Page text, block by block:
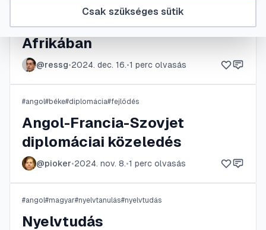
Hadműveletek Észak-
Afrikában
@ressg•2024. dec. 16.•1 perc olvasás
#angol#béke#diplomácia#fejlődés
Angol-Francia-Szovjet
diplomáciai közeledés
@pioker•2024. nov. 8.•1 perc olvasás
#angol#magyar#nyelvtanulás#nyelvtudás
Nyelvtudás
Csak szükséges sütik